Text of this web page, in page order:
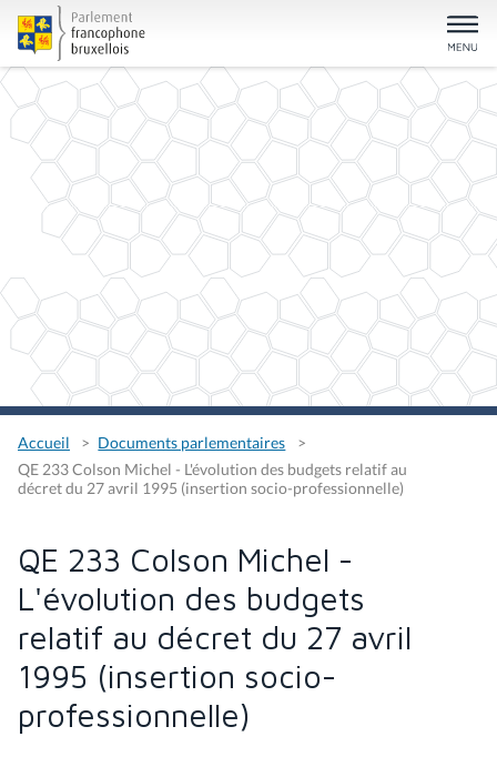
Accueil
Documents parlementaires
QE 233 Colson Michel - L'évolution des budgets relatif au
décret du 27 avril 1995 (insertion socio-professionnelle)
QE 233 Colson Michel -
L'évolution des budgets
relatif au décret du 27 avril
1995 (insertion socio-
professionnelle)